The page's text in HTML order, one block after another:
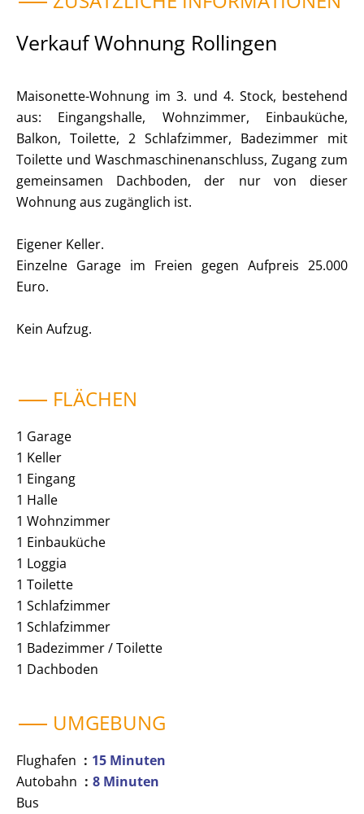
Verkauf Wohnung Rollingen
Maisonette-Wohnung im 3. und 4. Stock, bestehend
aus: Eingangshalle, Wohnzimmer, Einbauküche,
Balkon, Toilette, 2 Schlafzimmer, Badezimmer mit
Toilette und Waschmaschinenanschluss, Zugang zum
gemeinsamen Dachboden, der nur von dieser
Wohnung aus zugänglich ist.
Eigener Keller.
Einzelne Garage im Freien gegen Aufpreis 25.000
Euro.
Kein Aufzug.
FLÄCHEN
1 Garage
1 Keller
1 Eingang
1 Halle
1 Wohnzimmer
1 Einbauküche
1 Loggia
1 Toilette
1 Schlafzimmer
1 Schlafzimmer
1 Badezimmer / Toilette
1 Dachboden
UMGEBUNG
Flughafen
15 Minuten
Autobahn
8 Minuten
Bus